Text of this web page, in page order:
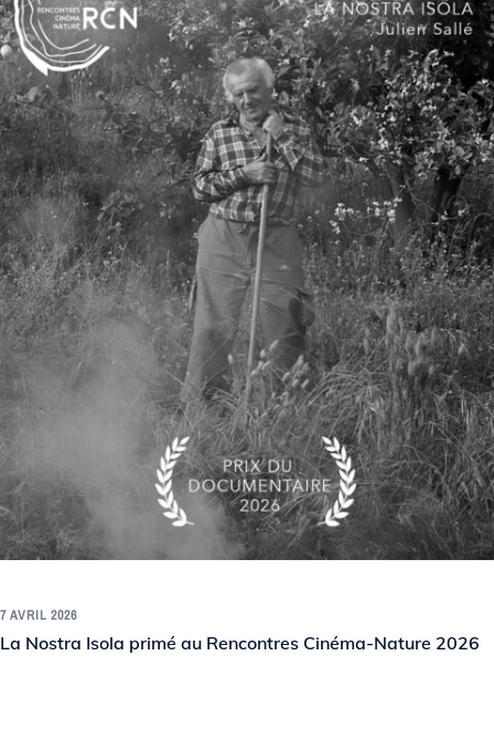
7 AVRIL 2026
La Nostra Isola primé au Rencontres Cinéma-Nature 2026